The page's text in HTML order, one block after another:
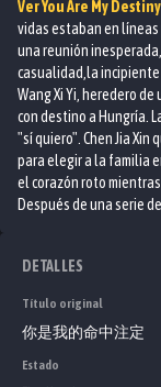
VerYou Are My Destiny
vidas estaban en
una reunión
casualidad,la incipiente
Wang Xi Yi, heredero
con destino a Hungría.
"sí quiero". Chen Jia Xin
para elegir a la familia
el corazón roto
Después de una serie
de criar una familia.
DETALLES
Título original
你是我的命中注定
Estado